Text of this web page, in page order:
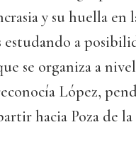
y su huella en
estudando a
se organiza a
López,
hacia Poza de la